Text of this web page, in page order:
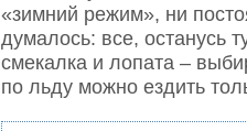
«зимний режим», ни
думалось: все, останусь
смекалка и лопата –
по льду можно ездить